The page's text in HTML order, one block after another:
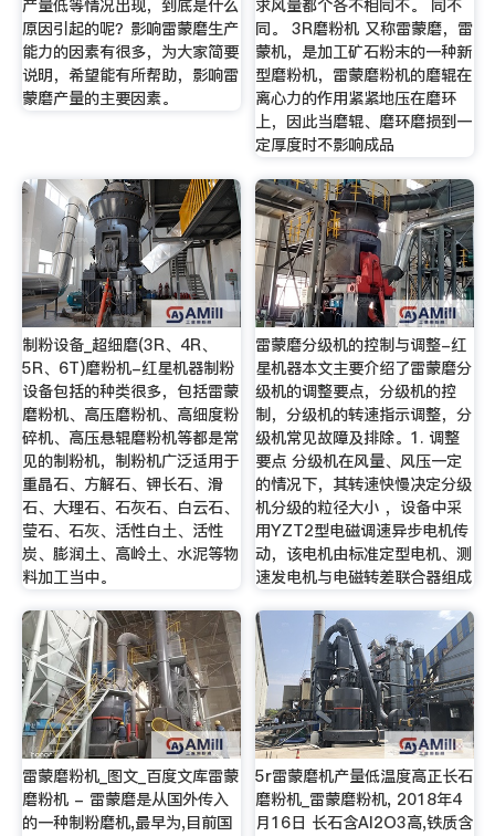
产量低等情况出现，到底是什么
原因引起的呢？影响雷蒙磨生产
能力的因素有很多，为大家简要
说明，希望能有所帮助，影响雷
蒙磨产量的主要因素。
求风量都个各不相同不。 同不
同。 3R磨粉机 又称雷蒙磨，雷
蒙机，是加工矿石粉末的一种新
型磨粉机，雷蒙磨粉机的磨辊在
离心力的作用紧紧地压在磨环
上，因此当磨辊、磨环磨损到一
定厚度时不影响成品
制粉设备_超细磨(3R、4R、
5R、6T)磨粉机-红星机器制粉
设备包括的种类很多，包括雷蒙
磨粉机、高压磨粉机、高细度粉
碎机、高压悬辊磨粉机等都是常
见的制粉机，制粉机广泛适用于
重晶石、方解石、钾长石、滑
石、大理石、石灰石、白云石、
莹石、石灰、活性白土、活性
炭、膨润土、高岭土、水泥等物
料加工当中。
雷蒙磨分级机的控制与调整-红
星机器本文主要介绍了雷蒙磨分
级机的调整要点，分级机的控
制，分级机的转速指示调整，分
级机常见故障及排除。1. 调整
要点 分级机在风量、风压一定
的情况下，其转速快慢决定分级
机分级的粒径大小 ，设备中采
用YZT2型电磁调速异步电机传
动，该电机由标准定型电机、测
速发电机与电磁转差联合器组成
雷蒙磨粉机_图文_百度文库雷蒙
磨粉机 - 雷蒙磨是从国外传入
的一种制粉磨机,最早为,目前国
5r雷蒙磨机产量低温度高正长石
磨粉机_雷蒙磨粉机, 2018年4
月16日 长石含Al2O3高,铁质含